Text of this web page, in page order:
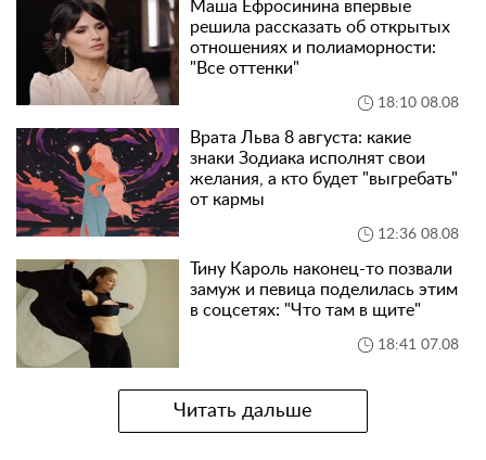
Маша Ефросинина впервые
решила рассказать об открытых
отношениях и полиаморности:
"Все оттенки"
18:10 08.08
Врата Льва 8 августа: какие
знаки Зодиака исполнят свои
желания, а кто будет "выгребать"
от кармы
12:36 08.08
Тину Кароль наконец-то позвали
замуж и певица поделилась этим
в соцсетях: "Что там в щите"
18:41 07.08
Читать дальше